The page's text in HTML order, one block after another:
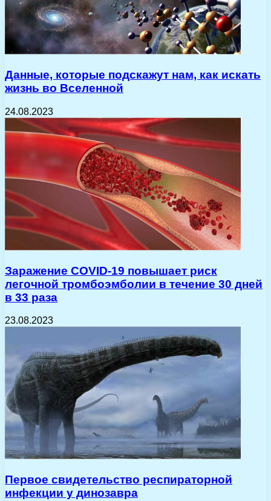
Данные, которые подскажут нам, как искать
жизнь во Вселенной
24.08.2023
Заражение COVID-19 повышает риск
легочной тромбоэмболии в течение 30 дней
в 33 раза
23.08.2023
Первое свидетельство респираторной
инфекции у динозавра